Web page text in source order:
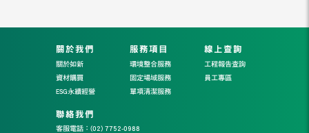
關於我們
關於如新
資材購買
ESG永續經營
服務項目
環境整合服務
固定場域服務
單項清潔服務
線上查詢
工程報告查詢
員工專區
聯絡我們
客服電話：(02) 7752-0988